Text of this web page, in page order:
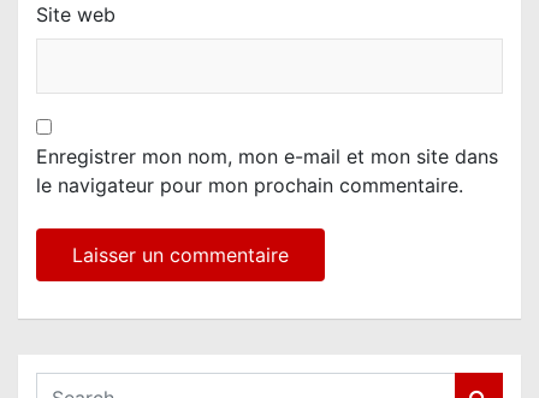
Site web
Enregistrer mon nom, mon e-mail et mon site dans
le navigateur pour mon prochain commentaire.